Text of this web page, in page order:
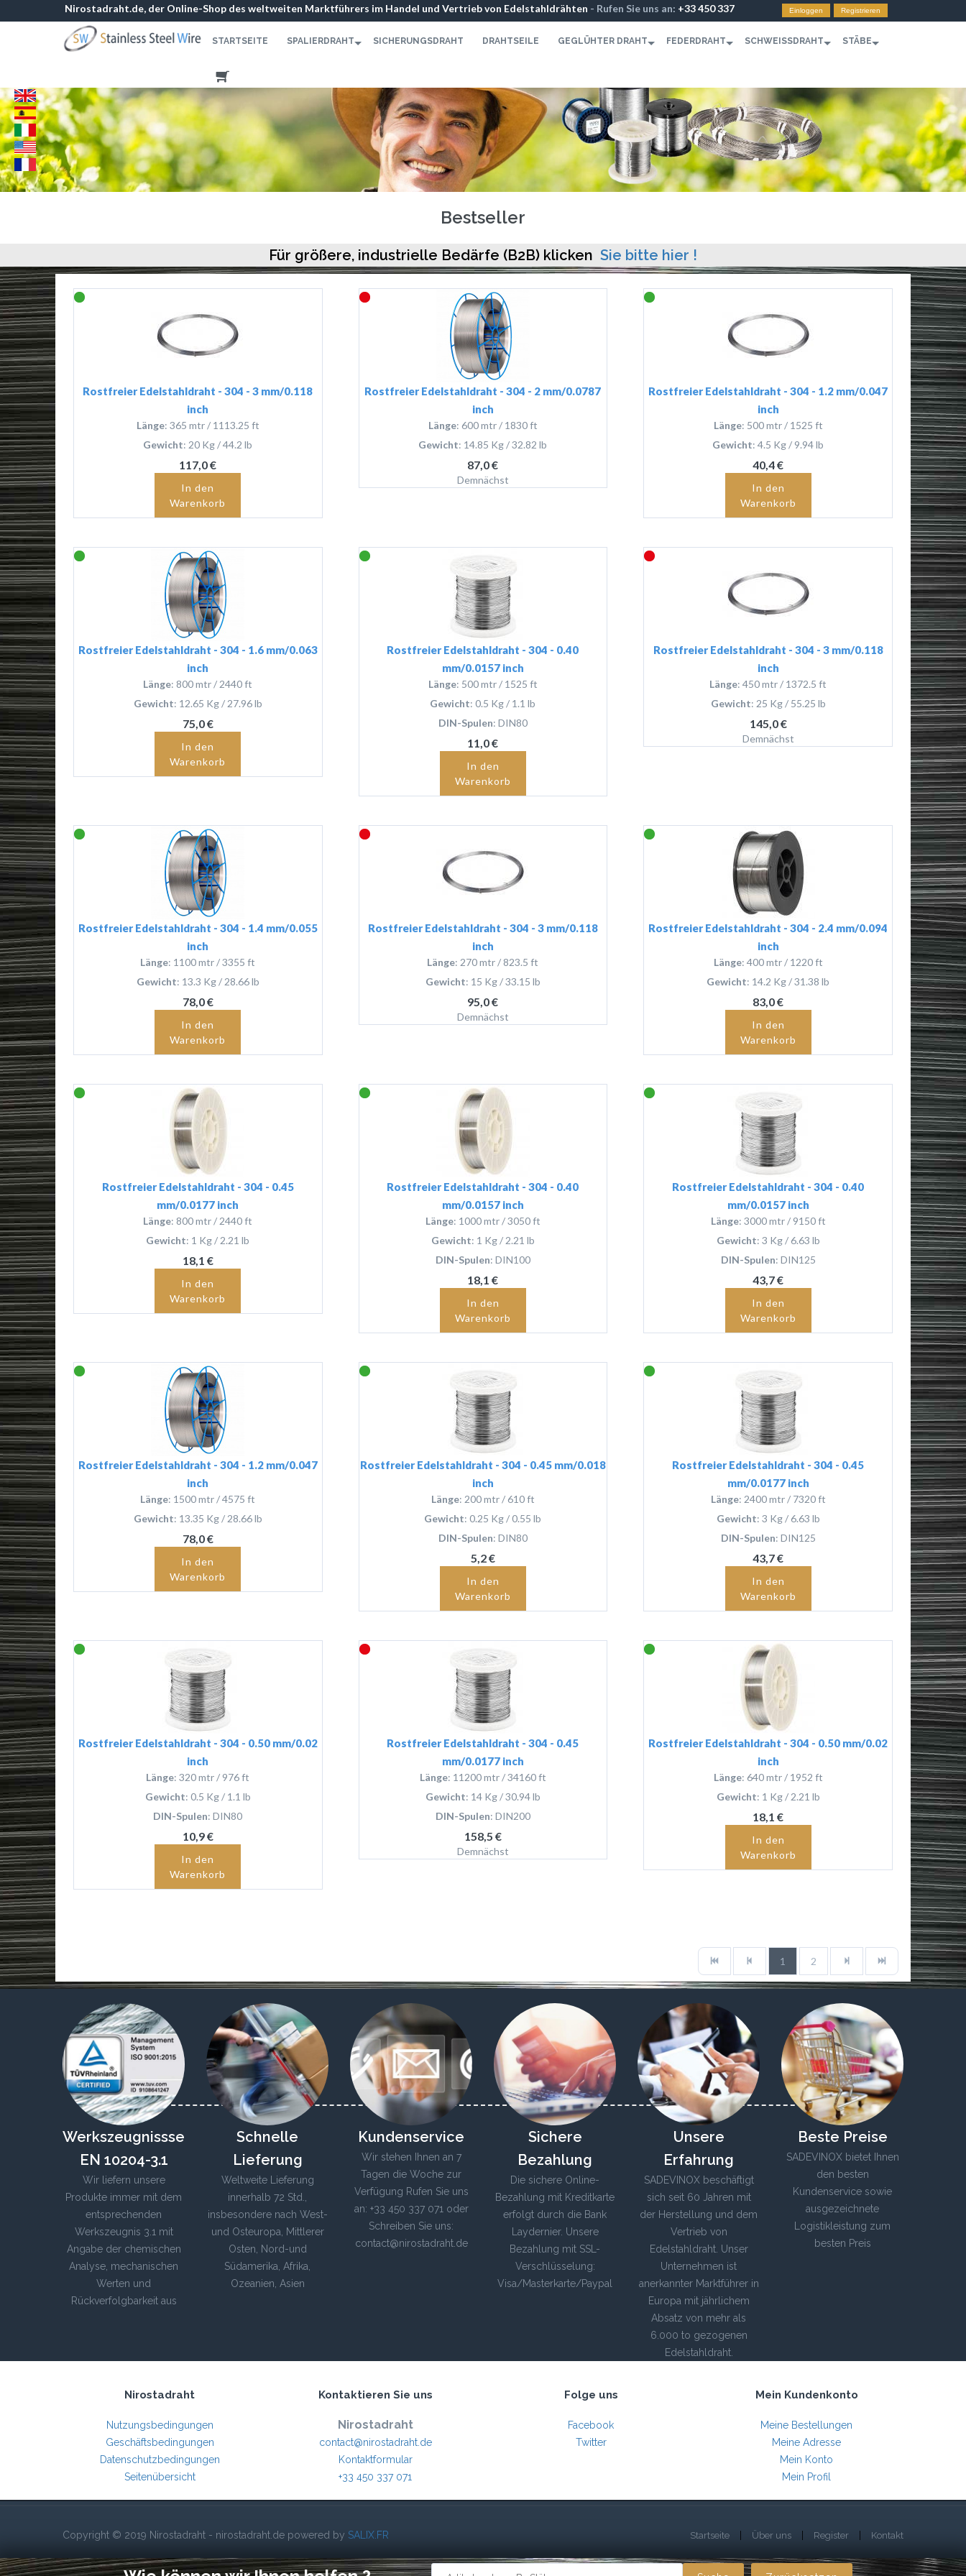
Nirostadraht.de, der Online-Shop des weltweiten Marktführers im Handel und Vertrieb von Edelstahldrähten - Rufen Sie uns an: +33 450 337
071-Kontaktformular
Einloggen Registrieren
STARTSEITE SPALIERDRAHT SICHERUNGSDRAHT DRAHTSEILE GEGLÜHTER DRAHT FEDERDRAHT SCHWEISSDRAHT STÄBE
Bestseller
Für größere, industrielle Bedärfe (B2B) klicken Sie bitte hier !
Rostfreier Edelstahldraht - 304 - 3 mm/0.118
inch
Länge: 365 mtr / 1113.25 ft
Gewicht: 20 Kg / 44.2 lb
117,0 €
In den
Warenkorb
Rostfreier Edelstahldraht - 304 - 2 mm/0.0787
inch
Länge: 600 mtr / 1830 ft
Gewicht: 14.85 Kg / 32.82 lb
87,0 €
Demnächst
Rostfreier Edelstahldraht - 304 - 1.2 mm/0.047
inch
Länge: 500 mtr / 1525 ft
Gewicht: 4.5 Kg / 9.94 lb
40,4 €
In den
Warenkorb
Rostfreier Edelstahldraht - 304 - 1.6 mm/0.063
inch
Länge: 800 mtr / 2440 ft
Gewicht: 12.65 Kg / 27.96 lb
75,0 €
In den
Warenkorb
Rostfreier Edelstahldraht - 304 - 0.40
mm/0.0157 inch
Länge: 500 mtr / 1525 ft
Gewicht: 0.5 Kg / 1.1 lb
DIN-Spulen: DIN80
11,0 €
In den
Warenkorb
Rostfreier Edelstahldraht - 304 - 3 mm/0.118
inch
Länge: 450 mtr / 1372.5 ft
Gewicht: 25 Kg / 55.25 lb
145,0 €
Demnächst
Rostfreier Edelstahldraht - 304 - 1.4 mm/0.055
inch
Länge: 1100 mtr / 3355 ft
Gewicht: 13.3 Kg / 28.66 lb
78,0 €
In den
Warenkorb
Rostfreier Edelstahldraht - 304 - 3 mm/0.118
inch
Länge: 270 mtr / 823.5 ft
Gewicht: 15 Kg / 33.15 lb
95,0 €
Demnächst
Rostfreier Edelstahldraht - 304 - 2.4 mm/0.094
inch
Länge: 400 mtr / 1220 ft
Gewicht: 14.2 Kg / 31.38 lb
83,0 €
In den
Warenkorb
Rostfreier Edelstahldraht - 304 - 0.45
mm/0.0177 inch
Länge: 800 mtr / 2440 ft
Gewicht: 1 Kg / 2.21 lb
18,1 €
In den
Warenkorb
Rostfreier Edelstahldraht - 304 - 0.40
mm/0.0157 inch
Länge: 1000 mtr / 3050 ft
Gewicht: 1 Kg / 2.21 lb
DIN-Spulen: DIN100
18,1 €
In den
Warenkorb
Rostfreier Edelstahldraht - 304 - 0.40
mm/0.0157 inch
Länge: 3000 mtr / 9150 ft
Gewicht: 3 Kg / 6.63 lb
DIN-Spulen: DIN125
43,7 €
In den
Warenkorb
Rostfreier Edelstahldraht - 304 - 1.2 mm/0.047
inch
Länge: 1500 mtr / 4575 ft
Gewicht: 13.35 Kg / 28.66 lb
78,0 €
In den
Warenkorb
Rostfreier Edelstahldraht - 304 - 0.45 mm/0.018
inch
Länge: 200 mtr / 610 ft
Gewicht: 0.25 Kg / 0.55 lb
DIN-Spulen: DIN80
5,2 €
In den
Warenkorb
Rostfreier Edelstahldraht - 304 - 0.45
mm/0.0177 inch
Länge: 2400 mtr / 7320 ft
Gewicht: 3 Kg / 6.63 lb
DIN-Spulen: DIN125
43,7 €
In den
Warenkorb
Rostfreier Edelstahldraht - 304 - 0.50 mm/0.02
inch
Länge: 320 mtr / 976 ft
Gewicht: 0.5 Kg / 1.1 lb
DIN-Spulen: DIN80
10,9 €
In den
Warenkorb
Rostfreier Edelstahldraht - 304 - 0.45
mm/0.0177 inch
Länge: 11200 mtr / 34160 ft
Gewicht: 14 Kg / 30.94 lb
DIN-Spulen: DIN200
158,5 €
Demnächst
Rostfreier Edelstahldraht - 304 - 0.50 mm/0.02
inch
Länge: 640 mtr / 1952 ft
Gewicht: 1 Kg / 2.21 lb
18,1 €
In den
Warenkorb
1 2
Werkszeugnissse
EN 10204-3.1
Wir liefern unsere
Produkte immer mit dem
entsprechenden
Werkszeugnis 3.1 mit
Angabe der chemischen
Analyse, mechanischen
Werten und
Rückverfolgbarkeit aus
Schnelle
Lieferung
Weltweite Lieferung
innerhalb 72 Std.,
insbesondere nach West-
und Osteuropa, Mittlerer
Osten, Nord-und
Südamerika, Afrika,
Ozeanien, Asien
Kundenservice
Wir stehen Ihnen an 7
Tagen die Woche zur
Verfügung Rufen Sie uns
an: +33 450 337 071 oder
Schreiben Sie uns:
contact@nirostadraht.de
Sichere
Bezahlung
Die sichere Online-
Bezahlung mit Kreditkarte
erfolgt durch die Bank
Laydernier. Unsere
Bezahlung mit SSL-
Verschlüsselung:
Visa/Masterkarte/Paypal
Unsere
Erfahrung
SADEVINOX beschäftigt
sich seit 60 Jahren mit
der Herstellung und dem
Vertrieb von
Edelstahldraht. Unser
Unternehmen ist
anerkannter Marktführer in
Europa mit jährlichem
Absatz von mehr als
6.000 to gezogenen
Edelstahldraht.
Beste Preise
SADEVINOX bietet Ihnen
den besten
Kundenservice sowie
ausgezeichnete
Logistikleistung zum
besten Preis
Nirostadraht
Nutzungsbedingungen
Geschäftsbedingungen
Datenschutzbedingungen
Seitenübersicht
Kontaktieren Sie uns
Nirostadraht
contact@nirostadraht.de
Kontaktformular
+33 450 337 071
Folge uns
Facebook
Twitter
Mein Kundenkonto
Meine Bestellungen
Meine Adresse
Mein Konto
Mein Profil
Copyright © 2019 Nirostadraht - nirostadraht.de powered by SALIX.FR Startseite Über uns Register Kontakt